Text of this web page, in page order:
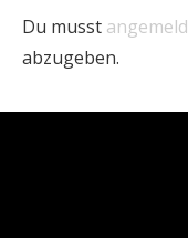
Du musst
abzugeben.